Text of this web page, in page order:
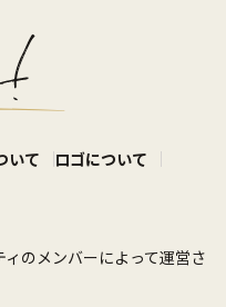
いて
ロゴについて
ィのメンバーによって運営さ